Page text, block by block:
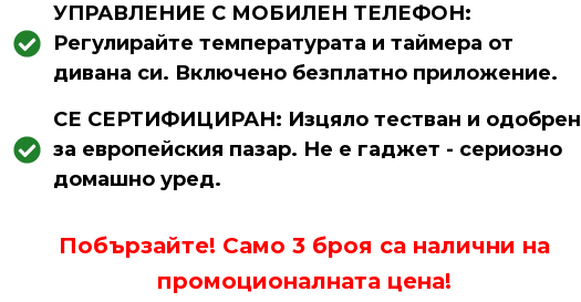
УПРАВЛЕНИЕ С МОБИЛЕН ТЕЛЕФОН:
Регулирайте температурата и таймера от
дивана си. Включено безплатно приложение.
СЕ СЕРТИФИЦИРАН: Изцяло тестван и одобрен
за европейския пазар. Не е гаджет - сериозно
домашно уред.
Побързайте! Само 3 броя са налични на
промоционалната цена!